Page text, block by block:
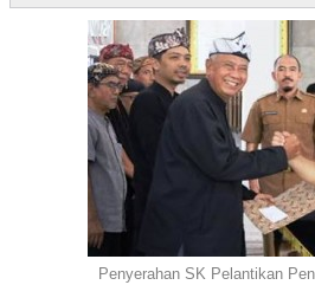
Penyerahan SK Pelantikan